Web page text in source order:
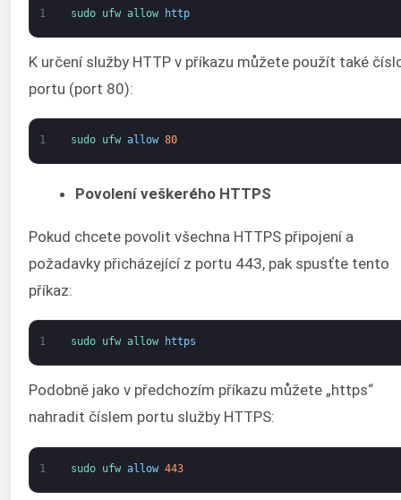
1 sudo ufw allow http
K určení služby HTTP v příkazu můžete použít také
portu (port 80):
1 sudo ufw allow 80
Povolení veškerého HTTPS
Pokud chcete povolit všechna HTTPS připojení a
požadavky přicházející z portu 443, pak spusťte tento
příkaz:
1 sudo ufw allow https
Podobně jako v předchozím příkazu můžete „https“
nahradit číslem portu služby HTTPS:
1 sudo ufw allow 443